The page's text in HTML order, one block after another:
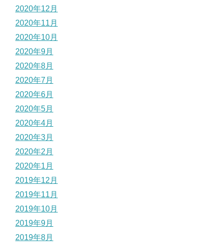
2020年12月
2020年11月
2020年10月
2020年9月
2020年8月
2020年7月
2020年6月
2020年5月
2020年4月
2020年3月
2020年2月
2020年1月
2019年12月
2019年11月
2019年10月
2019年9月
2019年8月